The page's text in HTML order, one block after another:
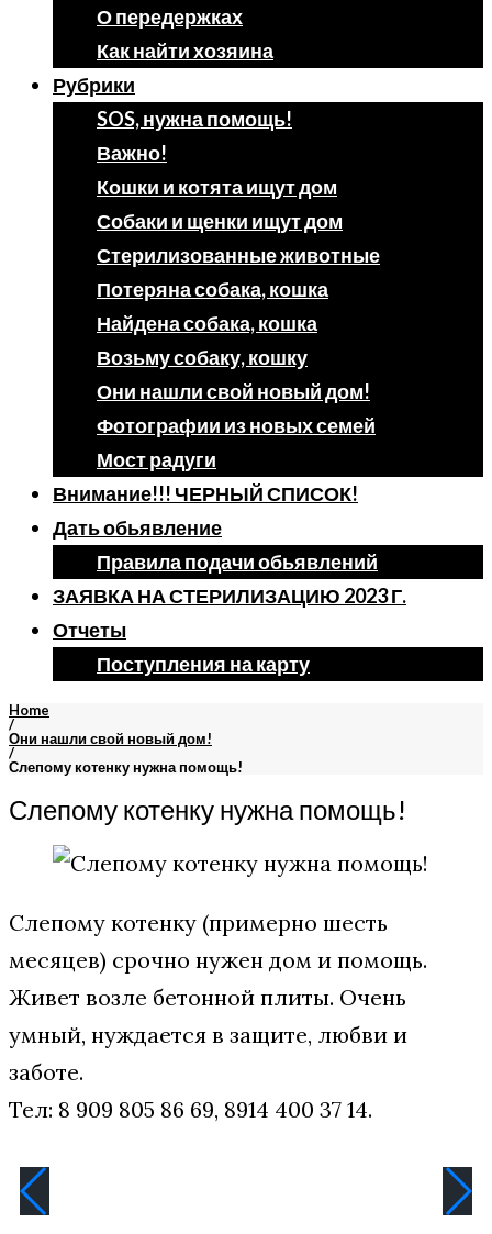
О передержках
Как найти хозяина
Рубрики
SOS, нужна помощь!
Важно!
Кошки и котята ищут дом
Собаки и щенки ищут дом
Стерилизованные животные
Потеряна собака, кошка
Найдена собака, кошка
Возьму собаку, кошку
Они нашли свой новый дом!
Фотографии из новых семей
Мост радуги
Внимание!!! ЧЕРНЫЙ СПИСОК!
Дать обьявление
Правила подачи обьявлений
ЗАЯВКА НА СТЕРИЛИЗАЦИЮ 2023 Г.
Отчеты
Поступления на карту
Home
/
Они нашли свой новый дом!
/
Слепому котенку нужна помощь!
Слепому котенку нужна помощь!
Слепому котенку (примерно шесть
месяцев) срочно нужен дом и помощь.
Живет возле бетонной плиты. Очень
умный, нуждается в защите, любви и
заботе.
Тел: 8 909 805 86 69, 8914 400 37 14.